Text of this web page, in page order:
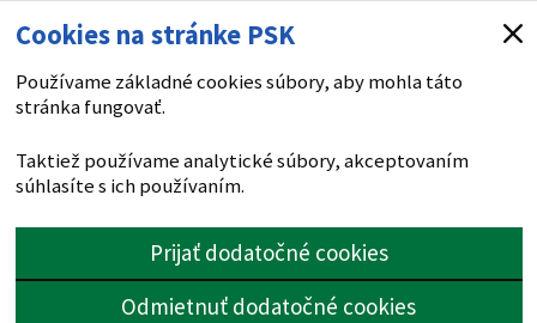
Cookies na stránke PSK
Používame základné cookies súbory, aby mohla táto
stránka fungovať.
Taktiež používame analytické súbory, akceptovaním
súhlasíte s ich používaním.
Prijať dodatočné cookies
Odmietnuť dodatočné cookies